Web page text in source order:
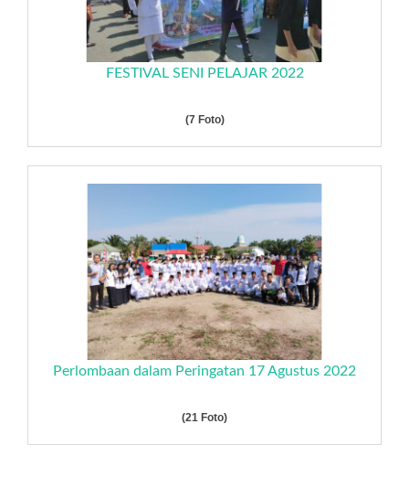
FESTIVAL SENI PELAJAR 2022
(7 Foto)
Perlombaan dalam Peringatan 17 Agustus 2022
(21 Foto)